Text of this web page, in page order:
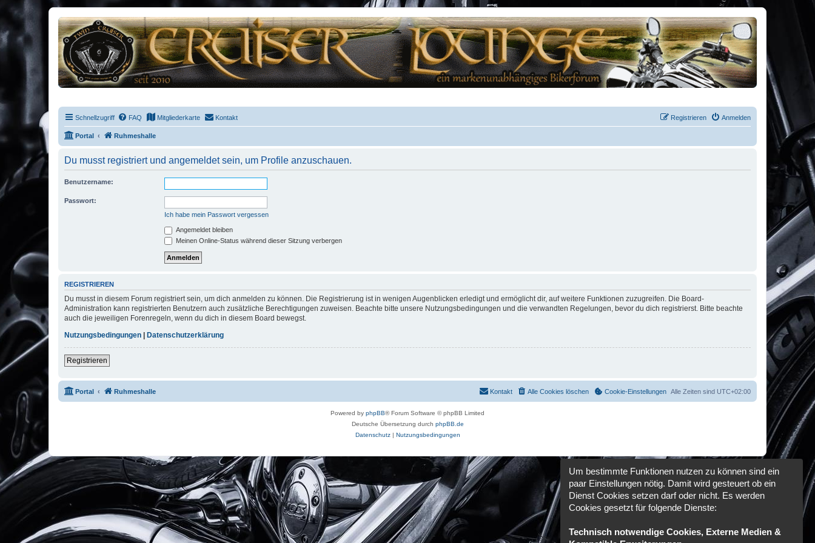
Schnellzugriff FAQ Mitgliederkarte Kontakt Anmelden
Registrieren
Portal Ruhmeshalle
Du musst registriert und angemeldet sein, um Profile anzuschauen.
Benutzername:
Passwort:
Ich habe mein Passwort vergessen
Angemeldet bleiben
Meinen Online-Status während dieser Sitzung verbergen
REGISTRIEREN
Du musst in diesem Forum registriert sein, um dich anmelden zu können. Die Registrierung ist in wenigen Augenblicken erledigt und ermöglicht dir, auf weitere Funktionen zuzugreifen. Die Board-
Administration kann registrierten Benutzern auch zusätzliche Berechtigungen zuweisen. Beachte bitte unsere Nutzungsbedingungen und die verwandten Regelungen, bevor du dich registrierst. Bitte beachte
auch die jeweiligen Forenregeln, wenn du dich in diesem Board bewegst.
Nutzungsbedingungen | Datenschutzerklärung
Registrieren
Portal Ruhmeshalle Alle Zeiten sind UTC+02:00
Cookie-Einstellungen
Alle Cookies löschen
Kontakt
Powered by phpBB® Forum Software © phpBB Limited
Deutsche Übersetzung durch phpBB.de
Datenschutz| Nutzungsbedingungen
Um bestimmte Funktionen nutzen zu können sind ein
paar Einstellungen nötig. Damit wird gesteuert ob ein
Dienst Cookies setzen darf oder nicht. Es werden
Cookies gesetzt für folgende Dienste:
Technisch notwendige Cookies, Externe Medien &